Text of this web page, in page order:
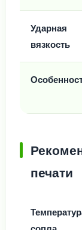
Ударная
вязкость
печати